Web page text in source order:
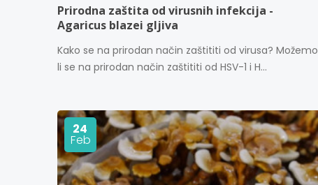
Prirodna zaštita od virusnih infekcija -
Agaricus blazei gljiva
Kako se na prirodan način zaštititi od virusa? Možemo
li se na prirodan način zaštititi od HSV-1 i H...
24
Feb